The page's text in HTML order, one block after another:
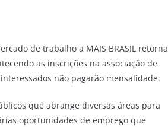
de trabalho a MAIS BRASIL retorna
as inscrições na associação de
não pagarão mensalidade.
que abrange diversas áreas para
oportunidades de emprego que